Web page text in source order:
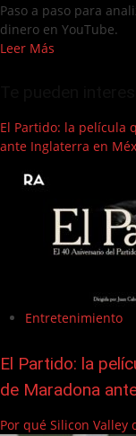
Paso a paso para
dinero en YouTube.
Leer Más
El Partido: la película
ante Inglaterra en
Entretenimiento
El Partido: la
de Maradona
Por qué Silicon